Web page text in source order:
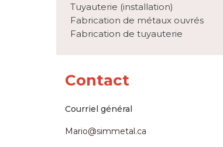
Tuyauterie (installation)
Fabrication de métaux ouvrés
Fabrication de tuyauterie
Contact
Courriel général
Mario@simmetal.ca